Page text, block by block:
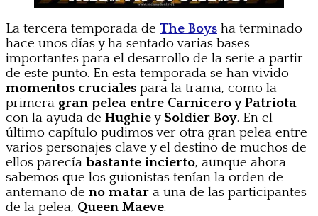
La tercera temporada de The Boys ha terminado
hace unos días y ha sentado varias bases
importantes para el desarrollo de la serie a partir
de este punto. En esta temporada se han vivido
momentos cruciales para la trama, como la
primera gran pelea entre Carnicero y Patriota
con la ayuda de HughieySoldier Boy. En el
último capítulo pudimos ver otra gran pelea entre
varios personajes clave y el destino de muchos de
ellos parecía bastante incierto, aunque ahora
sabemos que los guionistas tenían la orden de
antemano de no matar a una de las participantes
de la pelea, Queen Maeve.